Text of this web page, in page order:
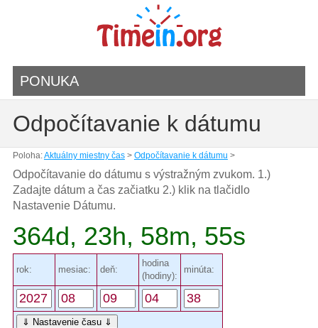
PONUKA
Odpočítavanie k dátumu
Poloha:Aktuálny miestny čas> Odpočítavanie k dátumu >
Odpočítavanie do dátumu s výstražným zvukom. 1.)
Zadajte dátum a čas začiatku 2.) klik na tlačidlo
Nastavenie Dátumu.
364d, 23h, 58m, 55s
rok: mesiac: deň:
hodina
(hodiny):
minúta:
⇓ Nastavenie času ⇓